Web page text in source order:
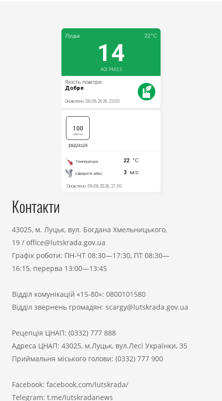
Контакти
43025, м. Луцьк, вул. Богдана Хмельницького,
19 / office@lutskrada.gov.ua
Графік роботи: ПН-ЧТ 08:30—17:30, ПТ 08:30—
16:15, перерва 13:00—13:45
Відділ комунікацій «15-80»: 0800101580
Відділ звернень громадян: scargy@lutskrada.gov.ua
Рецепція ЦНАП: (0332) 777 888
Адреса ЦНАП: 43025, м.Луцьк, вул.Лесі Українки, 35
Приймальня міського голови: (0332) 777 900
Facebook: facebook.com/lutskrada/
Telegram: t.me/lutskradanews